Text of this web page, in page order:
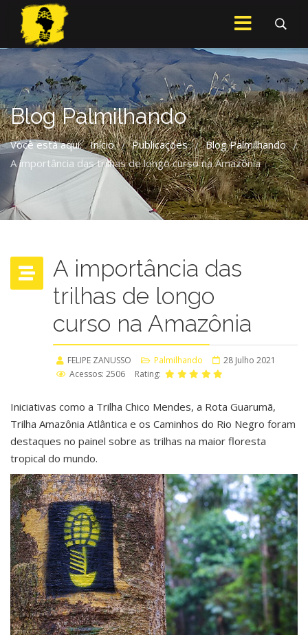
Blog Palmilhando
Você está aqui: Início / Publicações / Blog Palmilhando /
A importância das trilhas de longo curso na Amazônia
A importância das
trilhas de longo
curso na Amazônia
FELIPE ZANUSSO Palmilhando
28 Julho 2021
Acessos: 2506
Rating:
Iniciativas como a Trilha Chico Mendes, a Rota Guarumã,
Trilha Amazônia Atlântica e os Caminhos do Rio Negro foram
destaques no painel sobre as trilhas na maior floresta
tropical do mundo.